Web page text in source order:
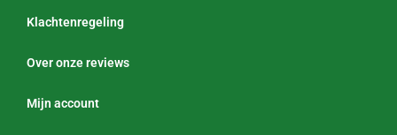
Klachtenregeling
Over onze reviews
Mijn account